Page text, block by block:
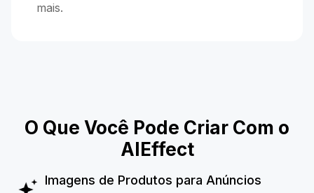
mais.
O Que Você Pode Criar Com o
AIEffect
Imagens de Produtos para Anúncios